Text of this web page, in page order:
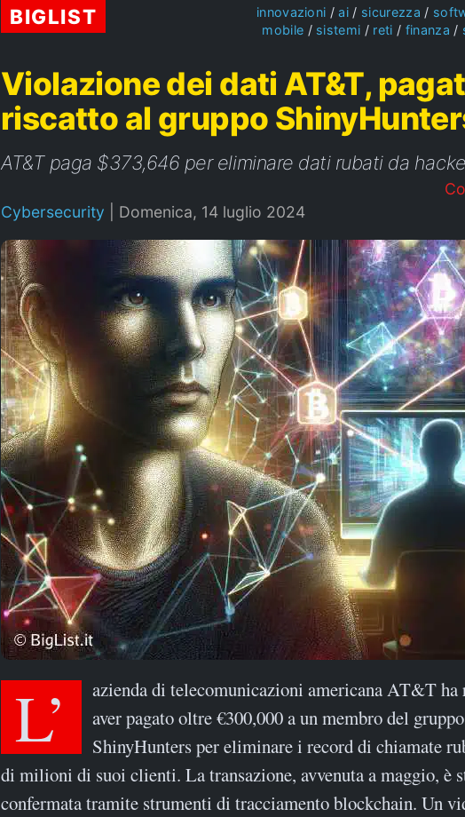
BIGLIST innovazioni ai sicurezza
mobile
sistemi reti finanza
Violazione dei dati AT&T,
riscatto al gruppo
AT&T paga $373,646 per eliminare dati rubati da
Cybersecurity
Domenica, 14 luglio 2024
L’
azienda di telecomunicazioni americana AT&T ha
aver pagato oltre €300,000 a un membro del
ShinyHunters per eliminare i record di chiamate
di milioni di suoi clienti. La transazione, avvenuta a maggio, è
confermata tramite strumenti di tracciamento blockchain. Un